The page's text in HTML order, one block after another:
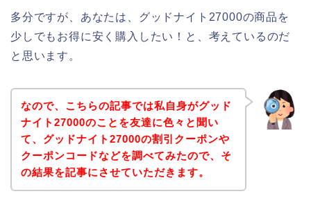
多分ですが、あなたは、グッドナイト27000の商品を
少しでもお得に安く購入したい！と、考えているのだ
と思います。
なので、こちらの記事では私自身がグッド
ナイト27000のことを友達に色々と聞い
て、グッドナイト27000の割引クーポンや
クーポンコードなどを調べてみたので、そ
の結果を記事にさせていただきます。